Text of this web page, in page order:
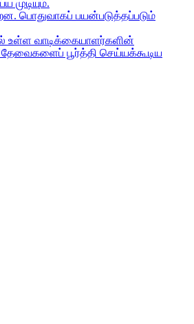
பொதுவாகப் பயன்படுத்தப்படும்
உள்ள வாடிக்கையாளர்களின்
பூர்த்தி செய்யக்கூடிய